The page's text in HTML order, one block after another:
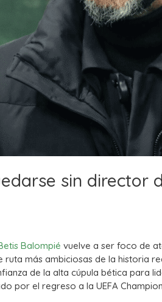
sin director
Balompié vuelve a ser foco de
ruta más ambiciosas de la historia
de la alta cúpula bética para
por el regreso a la UEFA